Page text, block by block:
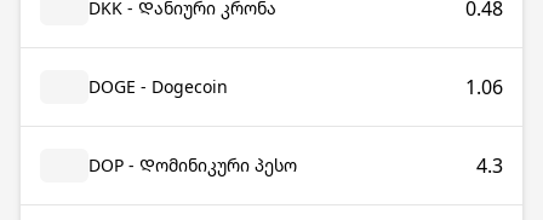
DKK - Დანიური კრონა 0.48
DOGE - Dogecoin 1.06
DOP - Დომინიკური პესო 4.3